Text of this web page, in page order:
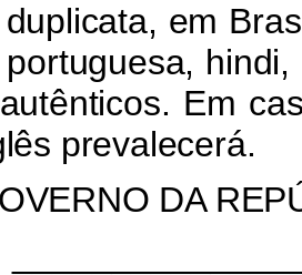
em
Em
prevalecerá.
DA